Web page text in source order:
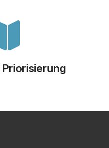
Priorisierung